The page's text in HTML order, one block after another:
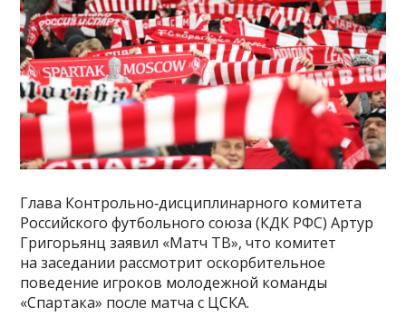
Глава Контрольно‑дисциплинарного комитета
Российского футбольного союза (КДК РФС) Артур
Григорьянц заявил «Матч ТВ», что комитет
на заседании рассмотрит оскорбительное
поведение игроков молодежной команды
«Спартака» после матча с ЦСКА.